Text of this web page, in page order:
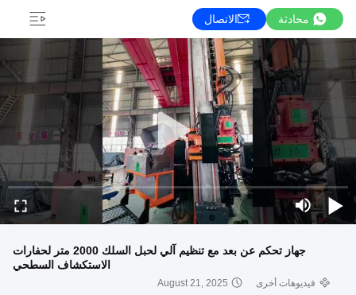
محادثة الاتصال
جهاز تحكم عن بعد مع تنظيم آلي لحبل السلك 2000 متر لحفارات
الاستكشاف السطحي
فيديوهات أخرى August 21, 2025